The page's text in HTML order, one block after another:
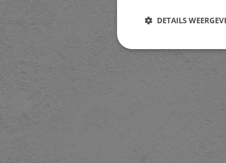
DETAILS